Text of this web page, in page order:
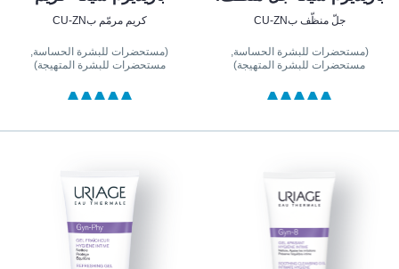
جلّ منظّف بCU-ZN
(مستحضرات للبشرة الحساسة,
مستحضرات للبشرة المتهيجة)
كريم مرمّم بCU-ZN
(مستحضرات للبشرة الحساسة,
مستحضرات للبشرة المتهيجة)